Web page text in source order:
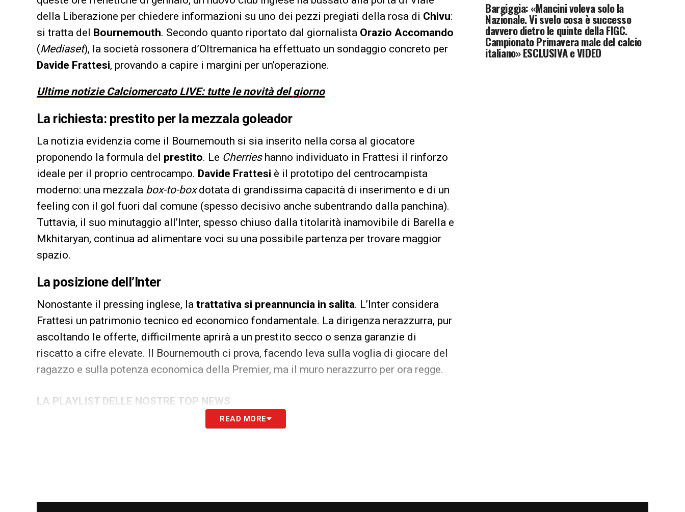
della Liberazione per chiedere informazioni su uno dei pezzi pregiati della rosa di Chivu:
si tratta del Bournemouth. Secondo quanto riportato dal giornalista Orazio Accomando
(Mediaset), la società rossonera d’Oltremanica ha effettuato un sondaggio concreto per
Davide Frattesi, provando a capire i margini per un’operazione.
Ultime notizie Calciomercato LIVE: tutte le novità del giorno
La richiesta: prestito per la mezzala goleador
La notizia evidenzia come il Bournemouth si sia inserito nella corsa al giocatore
proponendo la formula del prestito. Le Cherrieshanno individuato in Frattesi il rinforzo
ideale per il proprio centrocampo. Davide Frattesi è il prototipo del centrocampista
moderno: una mezzala box-to-boxdotata di grandissima capacità di inserimento e di un
feeling con il gol fuori dal comune (spesso decisivo anche subentrando dalla panchina).
Tuttavia, il suo minutaggio all’Inter, spesso chiuso dalla titolarità inamovibile di Barella e
Mkhitaryan, continua ad alimentare voci su una possibile partenza per trovare maggior
spazio.
La posizione dell’Inter
Nonostante il pressing inglese, la trattativa si preannuncia in salita. L’Inter considera
Frattesi un patrimonio tecnico ed economico fondamentale. La dirigenza nerazzurra, pur
ascoltando le offerte, difficilmente aprirà a un prestito secco o senza garanzie di
riscatto a cifre elevate. Il Bournemouth ci prova, facendo leva sulla voglia di giocare del
ragazzo e sulla potenza economica della Premier, ma il muro nerazzurro per ora regge.
LA PLAYLIST DELLE NOSTRE TOP NEWS
READ MORE
Bargiggia: «Mancini voleva solo la
Nazionale. Vi svelo cosa è successo
davvero dietro le quinte della FIGC.
Campionato Primavera male del calcio
italiano» ESCLUSIVA e VIDEO